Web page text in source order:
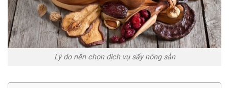
Lý do nên chọn dịch vụ sấy nông sản